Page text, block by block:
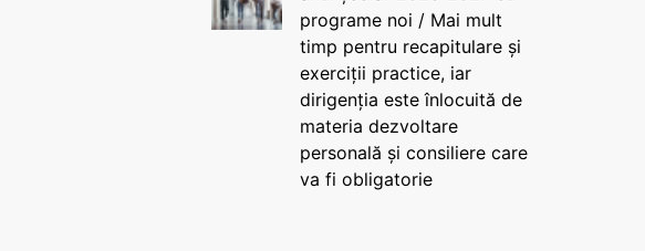
programe noi / Mai mult
timp pentru recapitulare și
exerciții practice, iar
dirigenția este înlocuită de
materia dezvoltare
personală și consiliere care
va fi obligatorie